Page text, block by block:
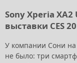
Sony Xperia
выставки CES
У компании Сони на
не было: три